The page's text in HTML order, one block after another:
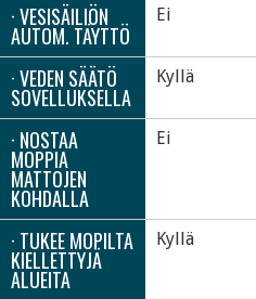
· VESISÄILIÖN
AUTOM. TÄYTTÖ
Ei
· VEDEN SÄÄTÖ
SOVELLUKSELLA
Kyllä
· NOSTAA
MOPPIA
MATTOJEN
KOHDALLA
Ei
· TUKEE MOPILTA
KIELLETTYJÄ
ALUEITA
Kyllä